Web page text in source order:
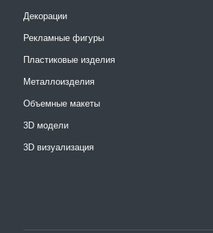
Декорации
Рекламные фигуры
Пластиковые изделия
Металлоизделия
Объемные макеты
3D модели
3D визуализация